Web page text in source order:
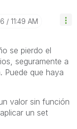
11:49 AM
se pierdo el
seguramente a
Puede que haya
valor sin función
un set